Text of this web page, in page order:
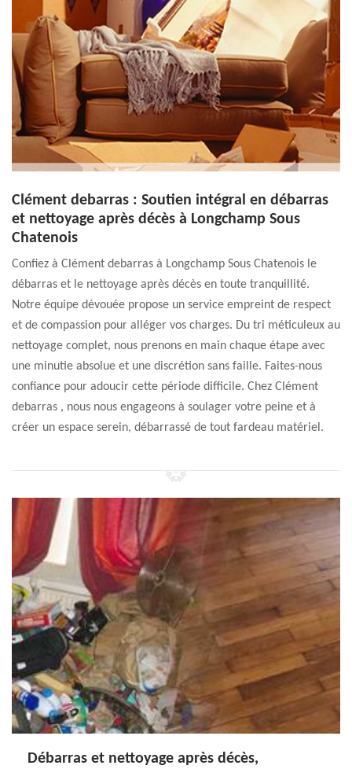
Clément debarras : Soutien intégral en débarras
et nettoyage après décès à Longchamp Sous
Chatenois
Confiez à Clément debarras à Longchamp Sous Chatenois le
débarras et le nettoyage après décès en toute tranquillité.
Notre équipe dévouée propose un service empreint de respect
et de compassion pour alléger vos charges. Du tri méticuleux au
nettoyage complet, nous prenons en main chaque étape avec
une minutie absolue et une discrétion sans faille. Faites-nous
confiance pour adoucir cette période difficile. Chez Clément
debarras , nous nous engageons à soulager votre peine et à
créer un espace serein, débarrassé de tout fardeau matériel.
Débarras et nettoyage après décès,